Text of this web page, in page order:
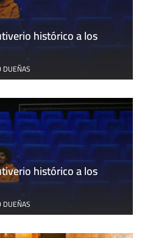
histórico a los
DUEÑAS
histórico a los
DUEÑAS